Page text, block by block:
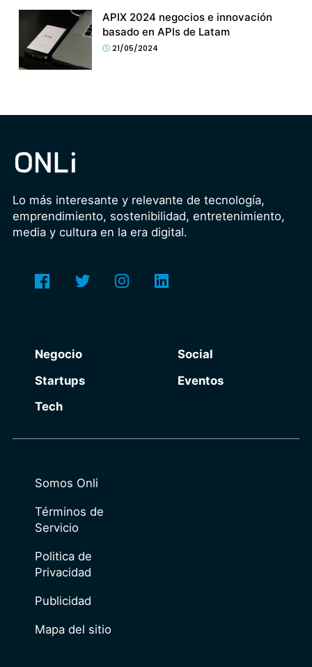
APIX 2024 negocios e innovación
basado en APIs de Latam
21/05/2024
Lo más interesante y relevante de tecnología,
emprendimiento, sostenibilidad, entretenimiento,
media y cultura en la era digital.
Negocio
Startups
Tech
Social
Eventos
Somos Onli
Términos de
Servicio
Politica de
Privacidad
Publicidad
Mapa del sitio